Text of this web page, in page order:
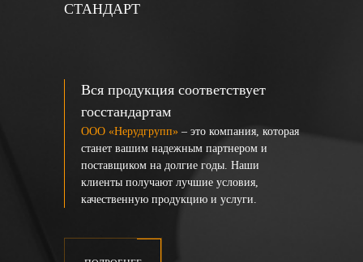
СТАНДАРТ
Вся продукция соответствует
госстандартам
ООО «Нерудгрупп» – это компания, которая
станет вашим надежным партнером и
поставщиком на долгие годы. Наши
клиенты получают лучшие условия,
качественную продукцию и услуги.